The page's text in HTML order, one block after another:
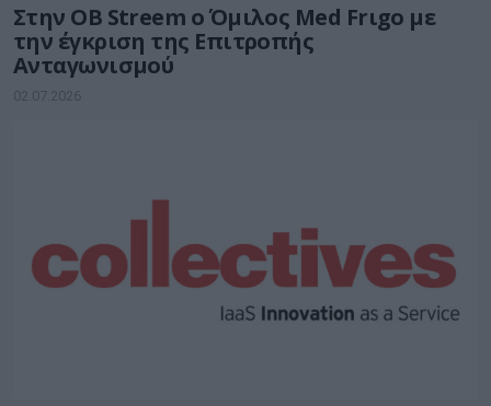
Στην OB Streem ο Όμιλος Med Frιgo με
την έγκριση της Επιτροπής
Ανταγωνισμού
02.07.2026